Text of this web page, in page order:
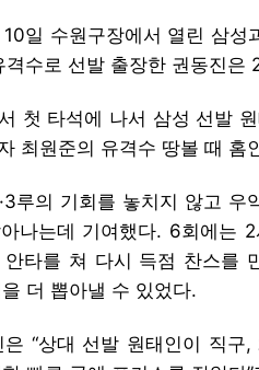
일 수원구장에서 열린 삼
수로 선발 출장한 권동진은
첫 타석에 나서 삼성 선발
최원준의 유격수 땅볼 때 홈
루의 기회를 놓치지 않고
나는데 기여했다. 6회에는
안타를 쳐 다시 득점 찬스를
더 뽑아낼 수 있었다.
은 “상대 선발 원태인이 직